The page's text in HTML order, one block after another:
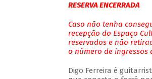
RESERVA ENCERRADA
Caso não tenha
recepção do Espaço
reservados e não
o número de ingressos
Digo Ferreira é